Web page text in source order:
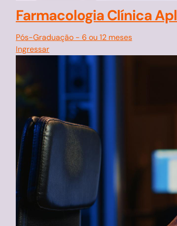
Farmacologia Clínica
Pós-Graduação - 6 ou 12 meses
Ingressar